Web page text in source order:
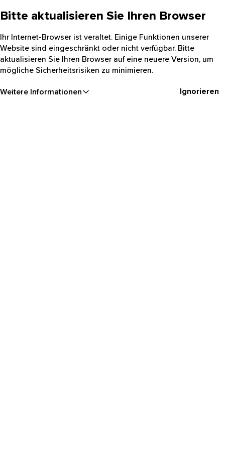
Bitte aktualisieren Sie Ihren Browser
Ihr Internet-Browser ist veraltet. Einige Funktionen unserer
Website sind eingeschränkt oder nicht verfügbar. Bitte
aktualisieren Sie Ihren Browser auf eine neuere Version, um
mögliche Sicherheitsrisiken zu minimieren.
Weitere Informationen Ignorieren